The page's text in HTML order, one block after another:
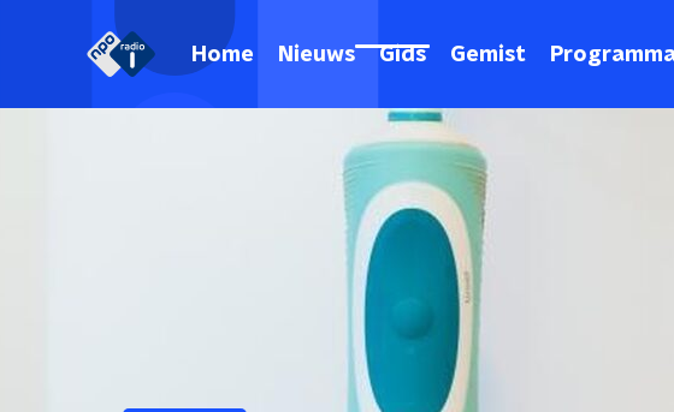
Home Nieuws Gids Gemist